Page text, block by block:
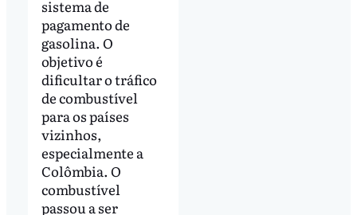
sistema de
pagamento de
gasolina. O
objetivo é
dificultar o tráfico
de combustível
para os países
vizinhos,
especialmente a
Colômbia. O
combustível
passou a ser